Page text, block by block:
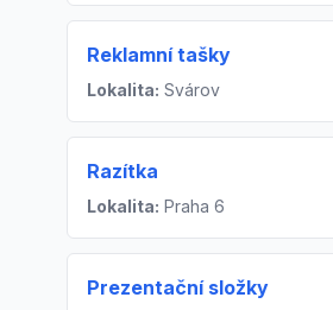
Reklamní tašky
Lokalita: Svárov
Razítka
Lokalita: Praha 6
Prezentační složky